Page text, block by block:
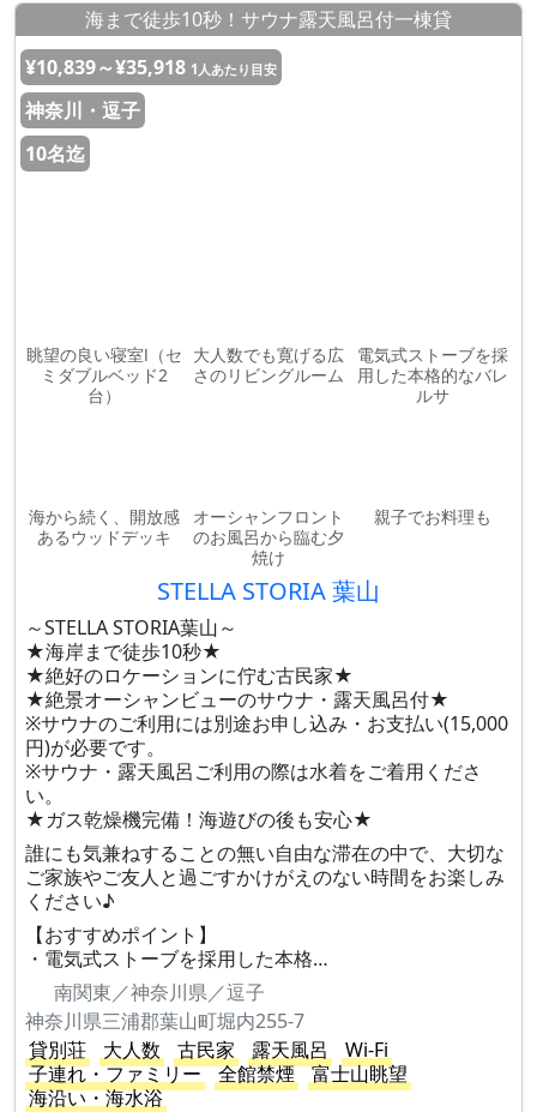
海まで徒歩10秒！サウナ露天風呂付一棟貸
¥10,839～¥35,918 1人あたり目安
神奈川・逗子
10名迄
眺望の良い寝室Ⅰ（セ
ミダブルベッド2
台）
大人数でも寛げる広
さのリビングルーム
電気式ストーブを採
用した本格的なバレ
ルサ
海から続く、開放感
あるウッドデッキ
オーシャンフロント
のお風呂から臨む夕
焼け
親子でお料理も
STELLA STORIA 葉山
～STELLA STORIA葉山～
★海岸まで徒歩10秒★
★絶好のロケーションに佇む古民家★
★絶景オーシャンビューのサウナ・露天風呂付★
※サウナのご利用には別途お申し込み・お支払い(15,000
円)が必要です。
※サウナ・露天風呂ご利用の際は水着をご着用くださ
い。
★ガス乾燥機完備！海遊びの後も安心★
誰にも気兼ねすることの無い自由な滞在の中で、大切な
ご家族やご友人と過ごすかけがえのない時間をお楽しみ
ください♪
【おすすめポイント】
・電気式ストーブを採用した本格…
南関東／神奈川県／逗子
神奈川県三浦郡葉山町堀内255-7
貸別荘
大人数 古民家 露天風呂
Wi-Fi
子連れ・ファミリー
全館禁煙
富士山眺望
海沿い・海水浴